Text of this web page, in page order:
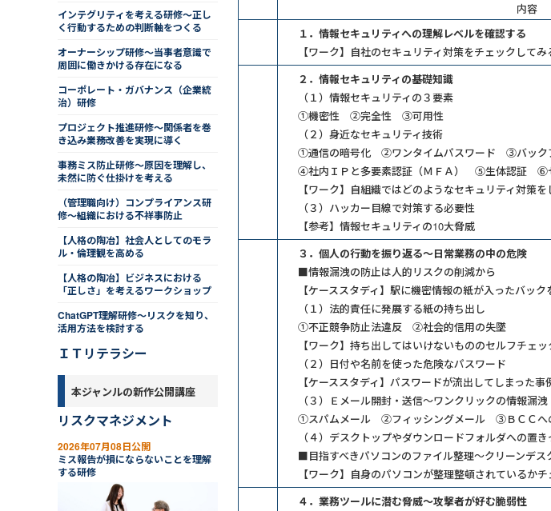
内容
１．情報セキュリティへの理解レベルを確認する
【ワーク】自社のセキュリティ対策をチェックしてみ
２．情報セキュリティの基礎知識
（１）情報セキュリティの３要素
①機密性 ②完全性 ③可用性
（２）身近なセキュリティ技術
①通信の暗号化 ②ワンタイムパスワード ③バック
④社内ＩＰと多要素認証（ＭＦＡ） ⑤生体認証 ⑥
【ワーク】自組織ではどのようなセキュリティ対策
（３）ハッカー目線で対策する必要性
【参考】情報セキュリティの10大脅威
３．個人の行動を振り返る～日常業務の中の危険
■情報漏洩の防止は人的リスクの削減から​
【ケーススタディ】駅に機密情報の紙が入ったバッ
（１）法的責任に発展する紙の持ち出し
①不正競争防止法違反 ②社会的信用の失墜
【ワーク】持ち出してはいけないもののセルフチェッ
（２）日付や名前を使った危険なパスワード
【ケーススタディ】パスワードが流出してしまった
（３）Ｅメール開封・送信～ワンクリックの情報漏洩
①スパムメール ②フィッシングメール ③ＢＣＣへ
（４）デスクトップやダウンロードフォルダへの置き
■目指すべきパソコンのファイル整理～クリーンデス
【ワーク】自身のパソコンが整理整頓されているか
４．業務ツールに潜む脅威～攻撃者が好む脆弱性
インテグリティを考える研修～正し
く行動するための判断軸をつくる
オーナーシップ研修～当事者意識で
周囲に働きかける存在になる
コーポレート・ガバナンス（企業統
治）研修
プロジェクト推進研修～関係者を巻
き込み業務改善を実現に導く
事務ミス防止研修～原因を理解し、
未然に防ぐ仕掛けを考える
（管理職向け）コンプライアンス研
修～組織における不祥事防止
【人格の陶冶】社会人としてのモラ
ル・倫理観を高める
【人格の陶冶】ビジネスにおける
「正しさ」を考えるワークショップ
ChatGPT理解研修～リスクを知り、
活用方法を検討する
ＩＴリテラシー
本ジャンルの新作公開講座
リスクマネジメント
2026年07月08日公開
ミス報告が損にならないことを理解
する研修